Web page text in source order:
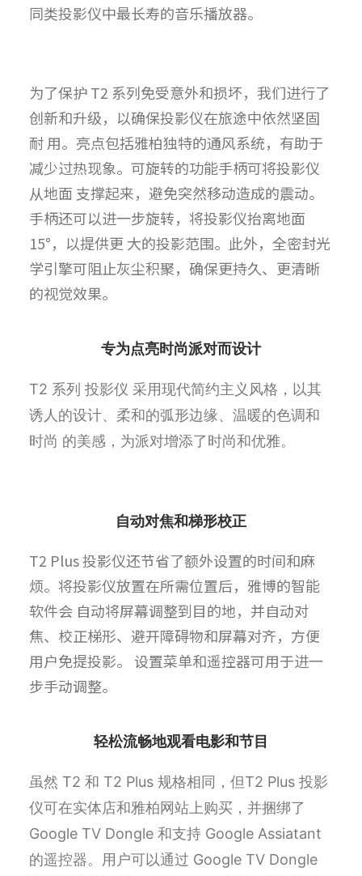
同类投影仪中最长寿的音乐播放器。
为了保护 T2 系列免受意外和损坏，我们进行了
创新和升级，以确保投影仪在旅途中依然坚固
耐 用。亮点包括雅柏独特的通风系统，有助于
减少过热现象。可旋转的功能手柄可将投影仪
从地面 支撑起来，避免突然移动造成的震动。
手柄还可以进一步旋转，将投影仪抬离地面
15°，以提供更 大的投影范围。此外，全密封光
学引擎可阻止灰尘积聚，确保更持久、更清晰
的视觉效果。
专为点亮时尚派对而设计
T2 系列 投影仪 采用现代简约主义风格，以其
诱人的设计、柔和的弧形边缘、温暖的色调和
时尚 的美感，为派对增添了时尚和优雅。
自动对焦和梯形校正
T2 Plus 投影仪还节省了额外设置的时间和麻
烦。将投影仪放置在所需位置后，雅博的智能
软件会 自动将屏幕调整到目的地，并自动对
焦、校正梯形、避开障碍物和屏幕对齐，方便
用户免提投影。 设置菜单和遥控器可用于进一
步手动调整。
轻松流畅地观看电影和节目
虽然 T2 和 T2 Plus 规格相同，但T2 Plus 投影
仪可在实体店和雅柏网站上购买，并捆绑了
Google TV Dongle 和支持 Google Assiatant
的遥控器。用户可以通过 Google TV Dongle